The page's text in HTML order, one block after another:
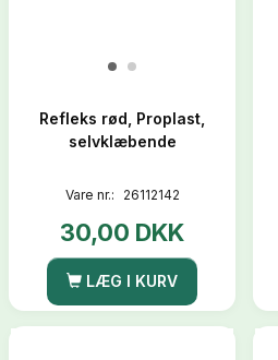
Refleks rød, Proplast,
selvklæbende
Vare nr.: 26112142
30,00 DKK
LÆG I KURV